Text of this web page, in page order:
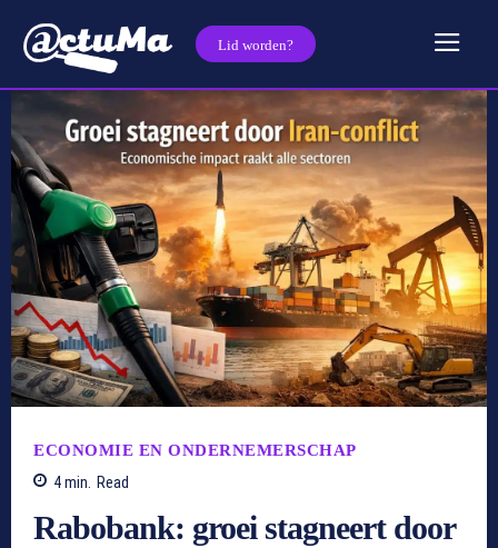
Lid worden?
ECONOMIE EN ONDERNEMERSCHAP
4min. Read
Rabobank: groei stagneert door